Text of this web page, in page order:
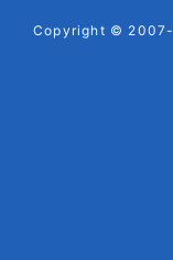
Copyright © 2007-